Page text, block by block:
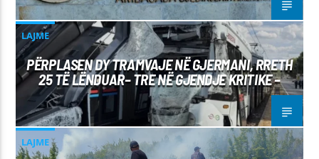
LAJME
PËRPLASEN DY TRAMVAJE NË GJERMANI, RRETH
25 TË LËNDUAR– TRE NË GJENDJE KRITIKE –
LAJME